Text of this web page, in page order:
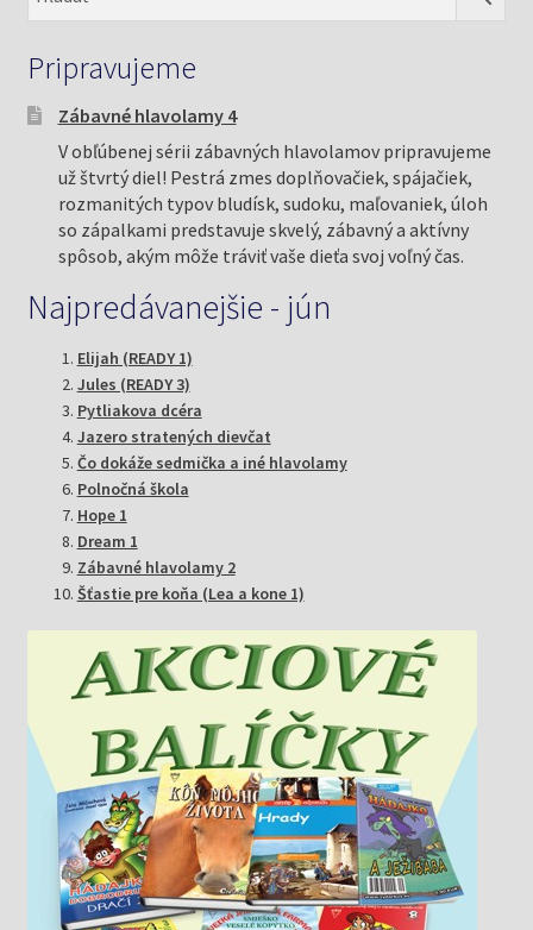
Pripravujeme
Zábavné hlavolamy 4
V obľúbenej sérii zábavných hlavolamov pripravujeme
už štvrtý diel! Pestrá zmes doplňovačiek, spájačiek,
rozmanitých typov bludísk, sudoku, maľovaniek, úloh
so zápalkami predstavuje skvelý, zábavný a aktívny
spôsob, akým môže tráviť vaše dieťa svoj voľný čas.
Najpredávanejšie - jún
Elijah (READY 1)
Jules (READY 3)
Pytliakova dcéra
Jazero stratených dievčat
Čo dokáže sedmička a iné hlavolamy
Polnočná škola
Hope 1
Dream 1
Zábavné hlavolamy 2
Šťastie pre koňa (Lea a kone 1)